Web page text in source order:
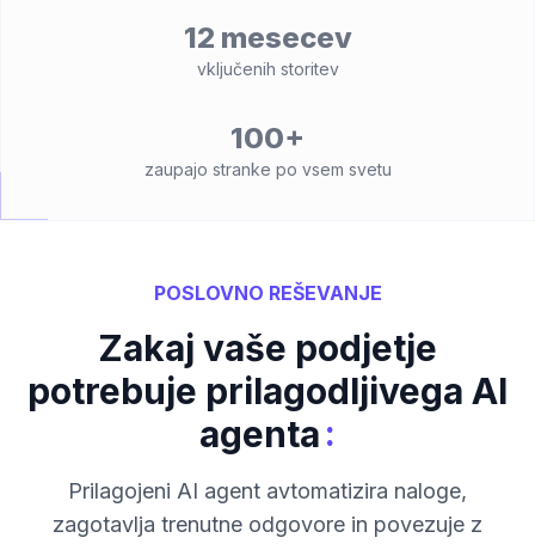
12 mesecev
vključenih storitev
100+
zaupajo stranke po vsem svetu
POSLOVNO REŠEVANJE
Zakaj vaše podjetje
potrebuje prilagodljivega AI
agenta:
Prilagojeni AI agent avtomatizira naloge,
zagotavlja trenutne odgovore in povezuje z